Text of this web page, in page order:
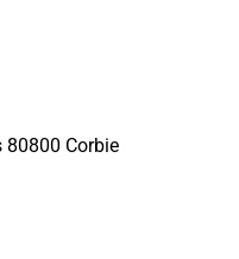
80800 Corbie